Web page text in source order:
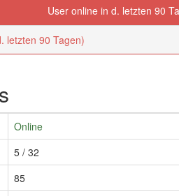
User online in d. letzten 90
letzten 90 Tagen)
Online
5 / 32
85